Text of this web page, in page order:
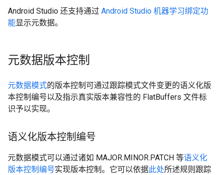
Android Studio 还支持通过 Android Studio 机器学习绑定功
能显示元数据。
元数据版本控制
元数据模式的版本控制可通过跟踪模式文件变更的语义化版
本控制编号以及指示真实版本兼容性的 FlatBuffers 文件标
识予以实现。
语义化版本控制编号
元数据模式可以通过诸如 MAJOR.MINOR.PATCH 等语义化
版本控制编号实现版本控制。它可以依据此处所述规则跟踪